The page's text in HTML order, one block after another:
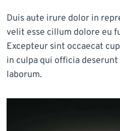
Duis aute irure dolor in
velit esse cillum dolore eu
Excepteur sint occaecat
in culpa qui officia
laborum.